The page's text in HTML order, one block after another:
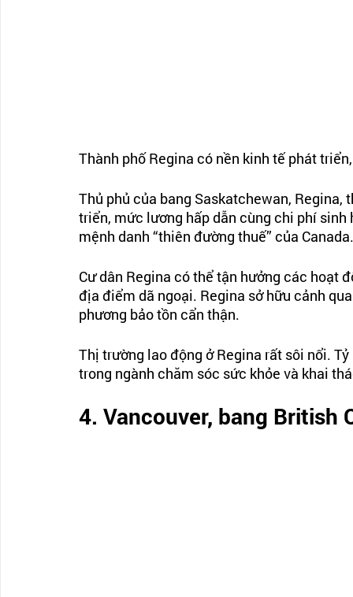
Thành phố Regina có nền kinh tế phát
Thủ phủ của bang Saskatchewan,
triển, mức lương hấp dẫn cùng chi phí
mệnh danh “thiên đường thuế” của Canada.
Cư dân Regina có thể tận hưởng các hoạt
địa điểm dã ngoại. Regina sở hữu cảnh
phương bảo tồn cẩn thận.
Thị trường lao động ở Regina rất sôi nổi.
trong ngành chăm sóc sức khỏe và khai
4. Vancouver, bang British